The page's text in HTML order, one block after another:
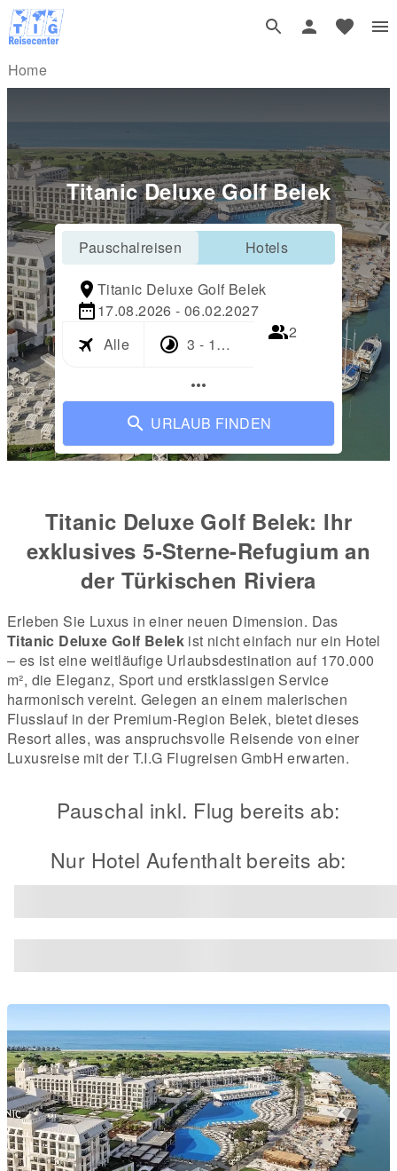
Home
Titanic Deluxe Golf Belek
Pauschalreisen Hotels
Titanic Deluxe Golf Belek
17.08.2026 - 06.02.2027
Alle
3 - 17 Tage
2
more_horiz
URLAUB FINDEN
Titanic Deluxe Golf Belek: Ihr
exklusives 5-Sterne-Refugium an
der Türkischen Riviera
Erleben Sie Luxus in einer neuen Dimension. Das
Titanic Deluxe Golf Belek ist nicht einfach nur ein Hotel
– es ist eine weitläufige Urlaubsdestination auf 170.000
m², die Eleganz, Sport und erstklassigen Service
harmonisch vereint. Gelegen an einem malerischen
Flusslauf in der Premium-Region Belek, bietet dieses
Resort alles, was anspruchsvolle Reisende von einer
Luxusreise mit der T.I.G Flugreisen GmbH erwarten.
Pauschal inkl. Flug bereits ab:
Nur Hotel Aufenthalt bereits ab: